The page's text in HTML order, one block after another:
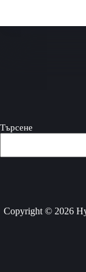
Търсене
Copyright © 2026